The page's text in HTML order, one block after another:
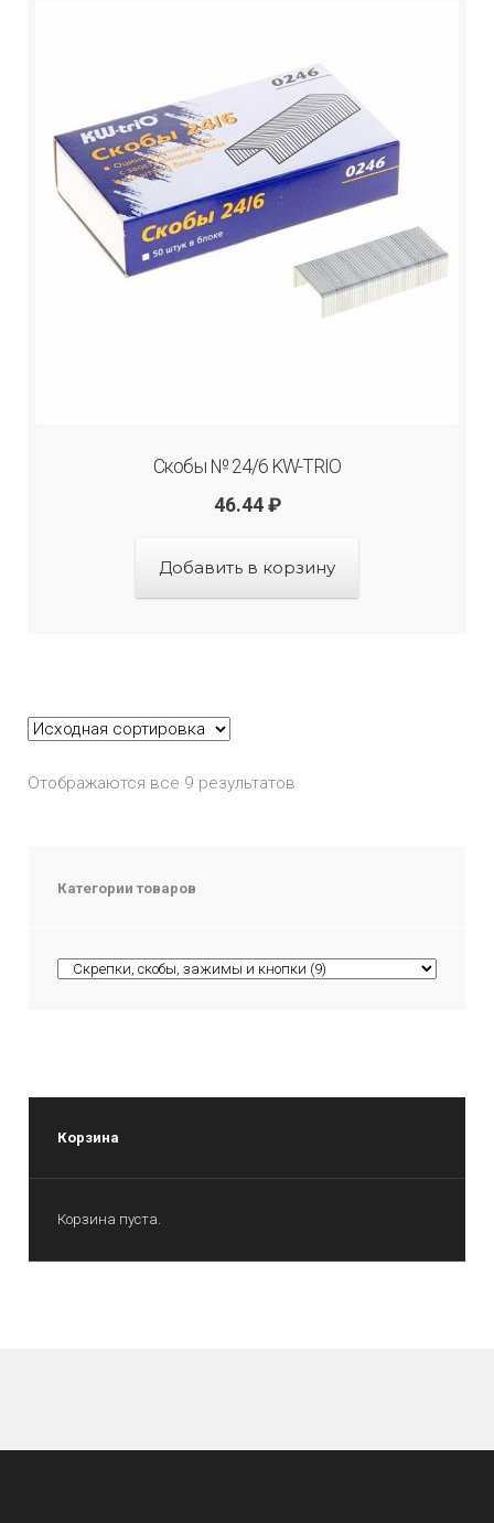
Скобы № 24/6 KW-TRIO
46.44 ₽
Добавить в корзину
Отображаются все 9 результатов
Категории товаров
Корзина
Корзина пуста.